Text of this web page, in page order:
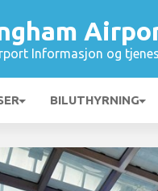
Informasjon og
BILUTHYRNING